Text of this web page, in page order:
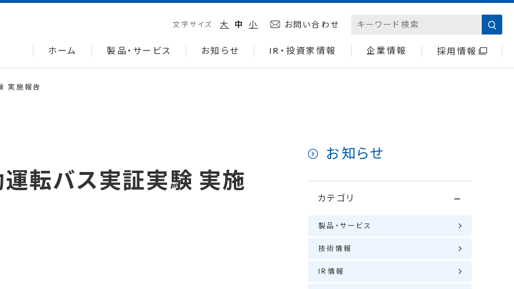
文字サイズ 大 中 小 お問い合わせ
ホーム 製品・サービス お知らせ IR・投資家情報 企業情報 採用情報
実施報告
運転バス実証実験 実施
お知らせ
カテゴリ
製品・サービス
技術情報
IR情報